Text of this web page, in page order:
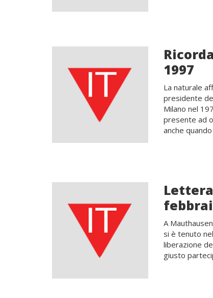
1997
La naturale
presidente
Milano nel
presente ad
anche
A
si è tenuto
liberazione
giusto